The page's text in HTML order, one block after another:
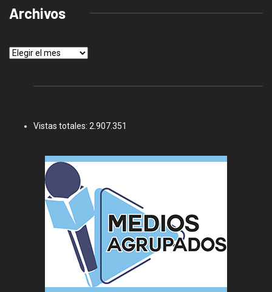
Archivos
Archivos
Vistas totales: 2.907.351